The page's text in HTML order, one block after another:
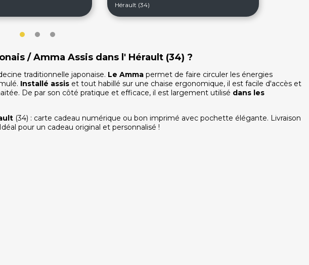
Hérault (34)
/ Amma Assis dans l' Hérault (34) ?
traditionnelle japonaise. Le Amma permet de faire circuler les énergies
Installé assis et tout habillé sur une chaise ergonomique, il est facile d'accès et
De par son côté pratique et efficace, il est largement utilisé dans les
(34) : carte cadeau numérique ou bon imprimé avec pochette élégante. Livraison
pour un cadeau original et personnalisé !